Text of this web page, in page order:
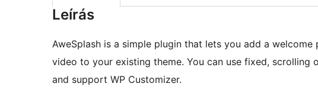
Leírás
AweSplash is a simple plugin that lets you add a
video to your existing theme. You can use fixed, scrolling
and support WP Customizer.